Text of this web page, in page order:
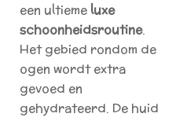
een ultieme luxe
schoonheidsroutine.
Het gebied rondom de
ogen wordt extra
gevoed en
gehydrateerd. De huid